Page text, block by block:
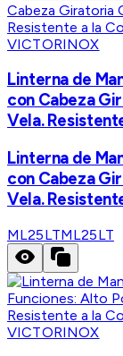
VICTORINOX
Linterna de
con Cabeza
Vela.
Linterna de
con Cabeza
Vela.
ML25LTML25LT
VICTORINOX